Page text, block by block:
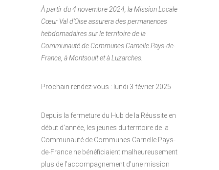
À partir du 4 novembre 2024, la Mission Locale
Cœur Val d’Oise assurera des permanences
hebdomadaires sur le territoire de la
Communauté de Communes Carnelle Pays-de-
France, à Montsoult et à Luzarches.
Prochain rendez-vous : lundi 3 février 2025
Depuis la fermeture du Hub de la Réussite en
début d’année, les jeunes du territoire de la
Communauté de Communes Carnelle Pays-
de-France ne bénéficiaient malheureusement
plus de l’accompagnement d’une mission